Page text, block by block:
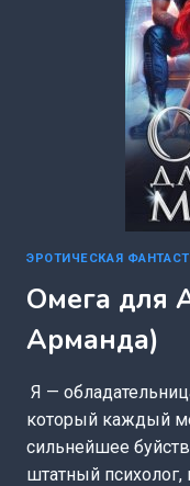
ЭРОТИЧЕСКАЯ
Омега для
Арманда)
Я —
который каждый
сильнейшее
штатный